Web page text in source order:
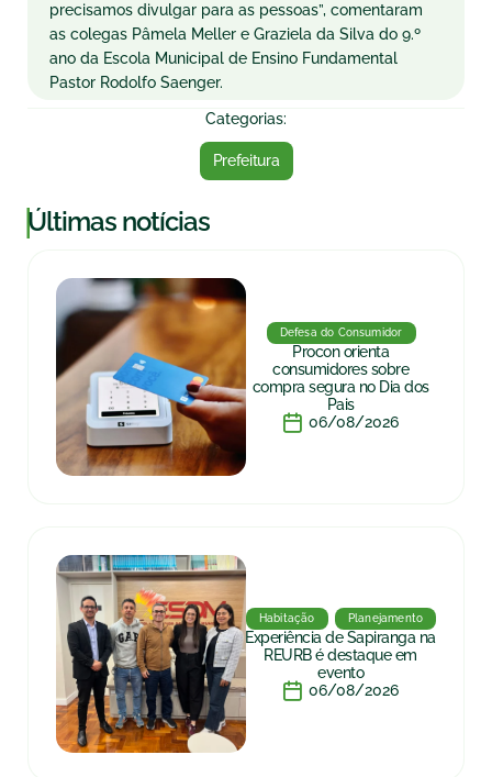
precisamos divulgar para as pessoas”, comentaram
as colegas Pâmela Meller e Graziela da Silva do 9.º
ano da Escola Municipal de Ensino Fundamental
Pastor Rodolfo Saenger.
Categorias:
Prefeitura
|Últimas notícias
Defesa do Consumidor
Procon orienta
consumidores sobre
compra segura no Dia dos
Pais
06/08/2026
Habitação Planejamento
Experiência de Sapiranga na
REURB é destaque em
evento
06/08/2026